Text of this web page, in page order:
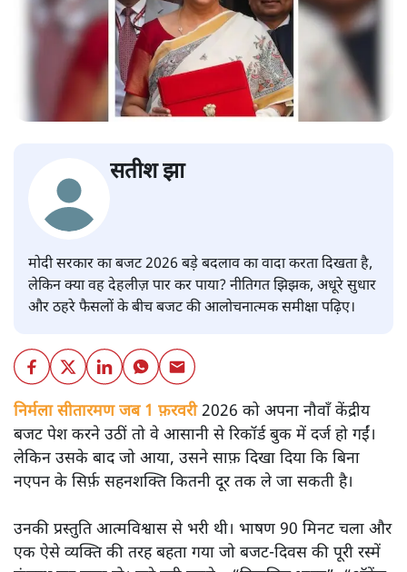
सतीश झा
मोदी सरकार का बजट 2026 बड़े बदलाव का वादा करता दिखता है,
लेकिन क्या वह देहलीज़ पार कर पाया? नीतिगत झिझक, अधूरे सुधार
और ठहरे फैसलों के बीच बजट की आलोचनात्मक समीक्षा पढ़िए।
निर्मला सीतारमण जब 1 फ़रवरी2026 को अपना नौवाँ केंद्रीय
बजट पेश करने उठीं तो वे आसानी से रिकॉर्ड बुक में दर्ज हो गईं।
लेकिन उसके बाद जो आया, उसने साफ़ दिखा दिया कि बिना
नएपन के सिर्फ़ सहनशक्ति कितनी दूर तक ले जा सकती है।
उनकी प्रस्तुति आत्मविश्वास से भरी थी। भाषण 90 मिनट चला और
एक ऐसे व्यक्ति की तरह बहता गया जो बजट‑दिवस की पूरी रस्में